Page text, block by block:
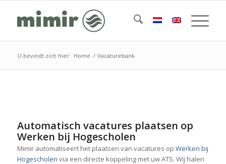
U bevindt zich hier: Home / Vacaturebank
Automatisch vacatures plaatsen op
Werken bij Hogescholen
Mimir automatiseert het plaatsen van vacatures op Werken bij
Hogescholen via een directe koppeling met uw ATS. Wij halen